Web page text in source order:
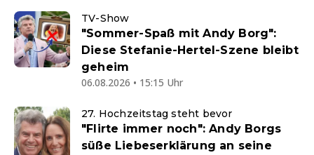
TV-Show
"Sommer-Spaß mit Andy Borg":
Diese Stefanie-Hertel-Szene bleibt
geheim
06.08.2026 • 15:15 Uhr
27. Hochzeitstag steht bevor
"Flirte immer noch": Andy Borgs
süße Liebeserklärung an seine